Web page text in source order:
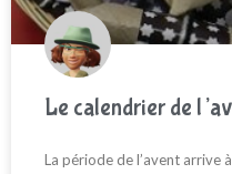
Le calendrier de
La période de l’avent arrive